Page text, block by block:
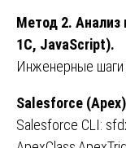
Метод 2. Анализ
1С, JavaScript).
Инженерные шаги
Salesforce
Salesforce CLI: